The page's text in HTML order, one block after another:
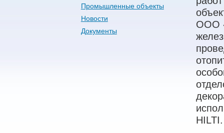
Промышленные объекты
Новости
Документы
ООО
HILTI.